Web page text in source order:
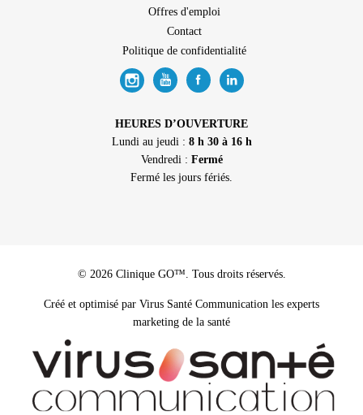
Offres d'emploi
Contact
Politique de confidentialité
HEURES D’OUVERTURE
Lundi au jeudi : 8 h 30 à 16 h
Vendredi : Fermé
Fermé les jours fériés.
© 2026 Clinique GO™. Tous droits réservés.
Créé et optimisé par Virus Santé Communication les experts
marketing de la santé